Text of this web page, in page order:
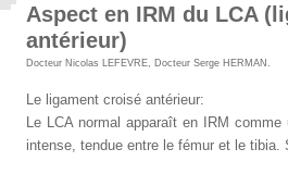
Aspect en IRM du LCA
antérieur)
Docteur Nicolas LEFEVRE, Docteur Serge HERMAN .
Le ligament croisé antérieur:
Le LCA normal apparaît en IRM
intense, tendue entre le fémur et le